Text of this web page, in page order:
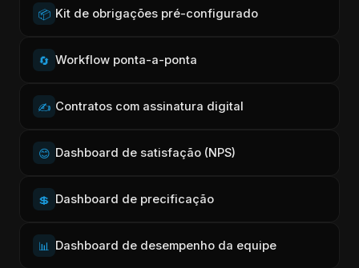
📦 Kit de obrigações pré-configurado
🔄 Workflow ponta-a-ponta
✍️ Contratos com assinatura digital
😊 Dashboard de satisfação (NPS)
💲 Dashboard de precificação
📊 Dashboard de desempenho da equipe